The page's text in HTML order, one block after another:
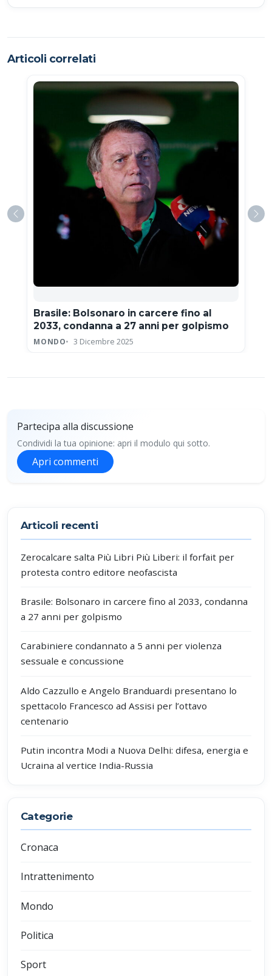
Articoli correlati
Brasile: Bolsonaro in carcere fino al
2033, condanna a 27 anni per golpismo
MONDO 3 Dicembre 2025
Partecipa alla discussione
Condividi la tua opinione: apri il modulo qui sotto.
Apri commenti
Articoli recenti
Zerocalcare salta Più Libri Più Liberi: il forfait per
protesta contro editore neofascista
Brasile: Bolsonaro in carcere fino al 2033, condanna
a 27 anni per golpismo
Carabiniere condannato a 5 anni per violenza
sessuale e concussione
Aldo Cazzullo e Angelo Branduardi presentano lo
spettacolo Francesco ad Assisi per l’ottavo
centenario
Putin incontra Modi a Nuova Delhi: difesa, energia e
Ucraina al vertice India-Russia
Categorie
Cronaca
Intrattenimento
Mondo
Politica
Sport